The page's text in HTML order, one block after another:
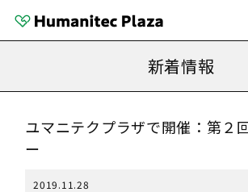
新着情報
ユマニテクプラザで開催：第２
ー
2019.11.28